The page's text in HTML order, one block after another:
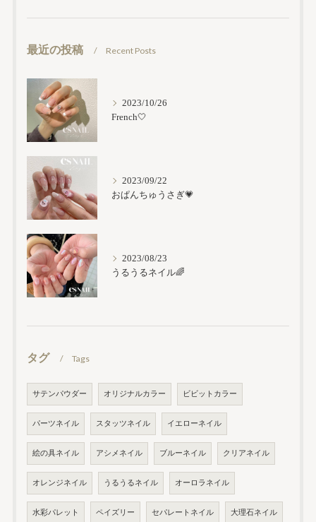
最近の投稿 Recent Posts
2023/10/26
French🤍
2023/09/22
おぱんちゅうさぎ💗
2023/08/23
うるうるネイル🌈
タグ Tags
サテンパウダー オリジナルカラー ビビットカラー
パーツネイル スタッツネイル イエローネイル
絵の具ネイル アシメネイル ブルーネイル クリアネイル
オレンジネイル うるうるネイル オーロラネイル
水彩パレット ペイズリー セパレートネイル 大理石ネイル